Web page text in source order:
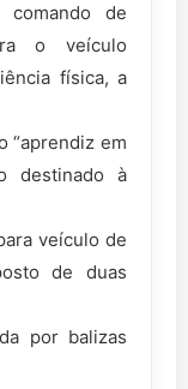
comando de
o veículo
física, a
“aprendiz em
destinado à
veículo de
de duas
por balizas